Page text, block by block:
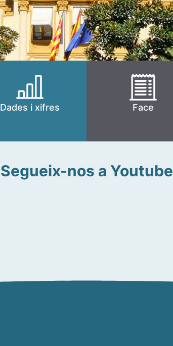
Dades i xifres Face
Segueix-nos a Youtube